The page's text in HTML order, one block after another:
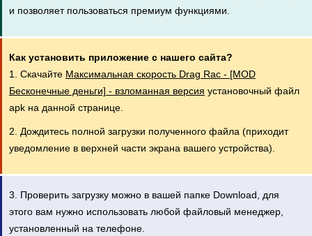
и позволяет пользоваться премиум функциями.
Как установить приложение с нашего сайта?
1. Скачайте Максимальная скорость Drag Rac - [MOD
Бесконечные деньги] - взломанная версия установочный файл
apk на данной странице.
2. Дождитесь полной загрузки полученного файла (приходит
уведомление в верхней части экрана вашего устройства).
3. Проверить загрузку можно в вашей папке Download, для
этого вам нужно использовать любой файловый менеджер,
установленный на телефоне.